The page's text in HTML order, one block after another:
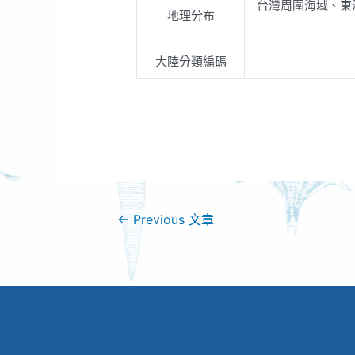
地理分布
台灣周圍海域、
大陸分類編碼
←Previous 文章